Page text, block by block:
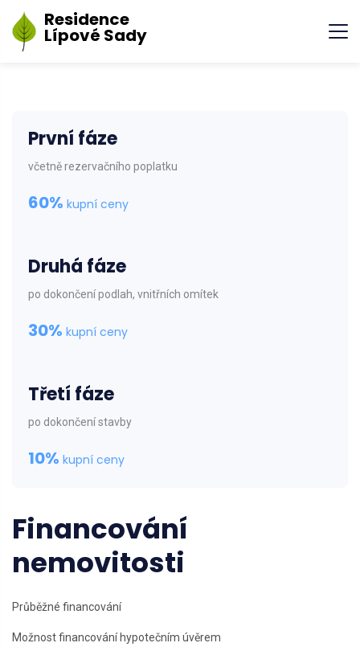
Residence
Lípové Sady
První fáze
včetně rezervačního poplatku
60% kupní ceny
Druhá fáze
po dokončení podlah, vnitřních omítek
30% kupní ceny
Třetí fáze
po dokončení stavby
10% kupní ceny
Financování
nemovitosti
Průběžné financování
Možnost financování hypotečním úvěrem